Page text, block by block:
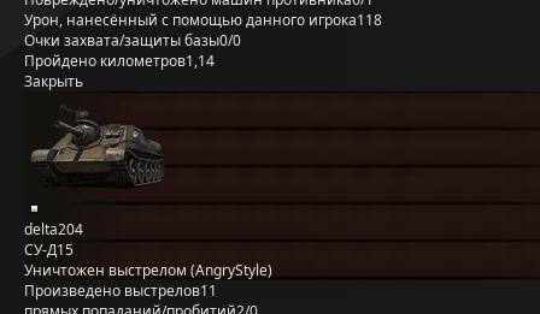
Урон, нанесённый с помощью данного игрока118
Очки захвата/защиты базы0/0
Пройдено километров1,14
Закрыть
delta204
СУ-Д15
Уничтожен выстрелом (AngryStyle)
Произведено выстрелов11